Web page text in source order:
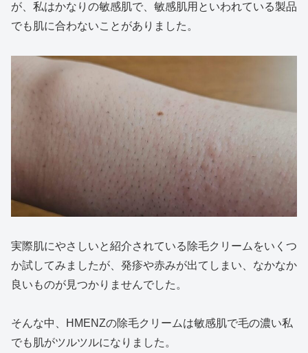
が、私はかなりの敏感肌で、敏感肌用といわれている製品
でも肌に合わないことがありました。
実際肌にやさしいと紹介されている除毛クリームをいくつ
か試してみましたが、発疹や赤みが出てしまい、なかなか
良いものが見つかりませんでした。
そんな中、HMENZの除毛クリームは敏感肌で毛の濃い私
でも肌がツルツルになりました。